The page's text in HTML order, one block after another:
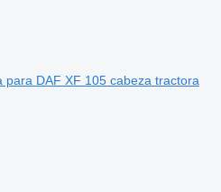
para DAF XF 105 cabeza tractora